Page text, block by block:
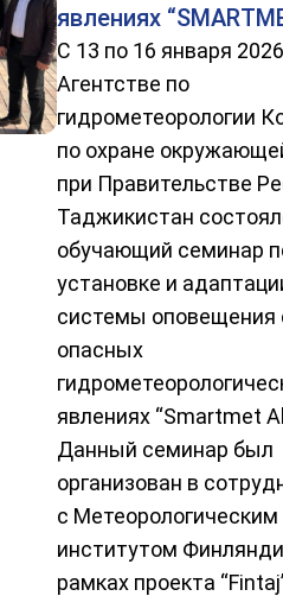
явлениях
С 13 по 16 января
Агентстве по
гидрометеорологии
по охране
при Правительстве
Таджикистан
обучающий семинар
установке и
системы оповещения
опасных
явлениях “Smartmet
Данный семинар был
организован в
с Метеорологическим
институтом
рамках проекта